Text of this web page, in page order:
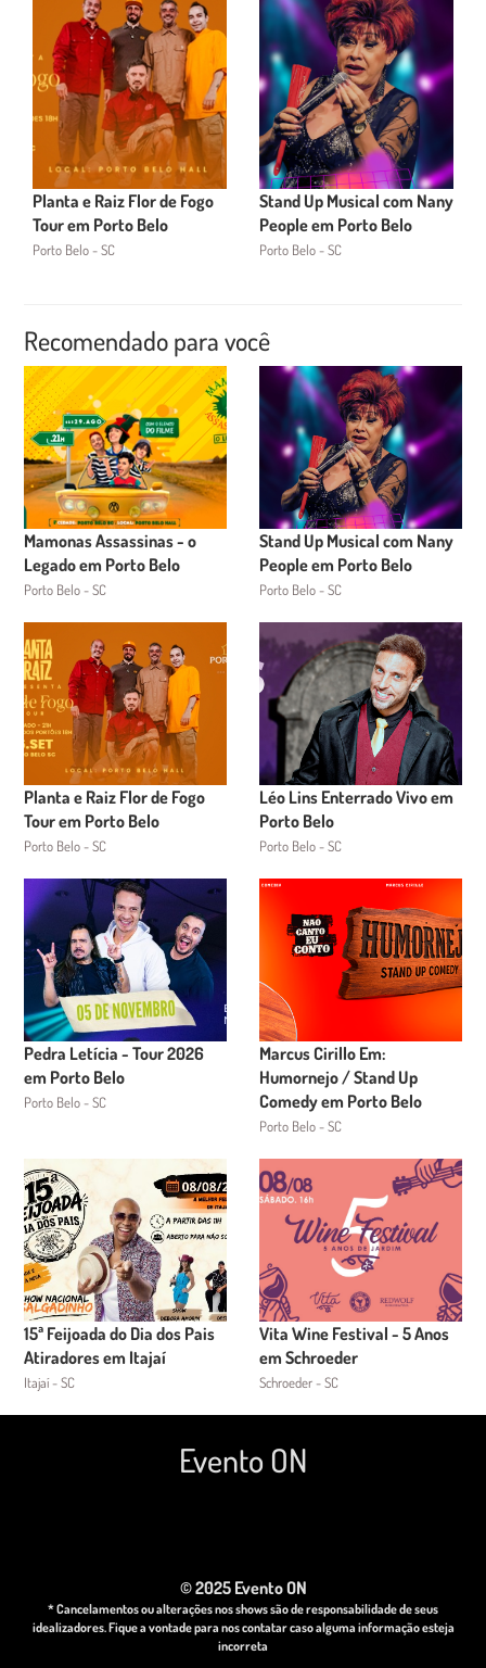
Planta e Raiz Flor de Fogo
Tour em Porto Belo
Porto Belo - SC
Stand Up Musical com Nany
People em Porto Belo
Porto Belo - SC
Recomendado para você
Mamonas Assassinas - o
Legado em Porto Belo
Porto Belo - SC
Stand Up Musical com Nany
People em Porto Belo
Porto Belo - SC
Planta e Raiz Flor de Fogo
Tour em Porto Belo
Porto Belo - SC
Léo Lins Enterrado Vivo em
Porto Belo
Porto Belo - SC
Pedra Letícia - Tour 2026
em Porto Belo
Porto Belo - SC
Marcus Cirillo Em:
Humornejo / Stand Up
Comedy em Porto Belo
Porto Belo - SC
15ª Feijoada do Dia dos Pais
Atiradores em Itajaí
Itajaí - SC
Vita Wine Festival - 5 Anos
em Schroeder
Schroeder - SC
Evento ON
© 2025 Evento ON
* Cancelamentos ou alterações nos shows são de responsabilidade de seus
idealizadores. Fique a vontade para nos contatar caso alguma informação esteja
incorreta